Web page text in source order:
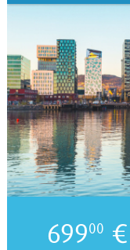
69900 €